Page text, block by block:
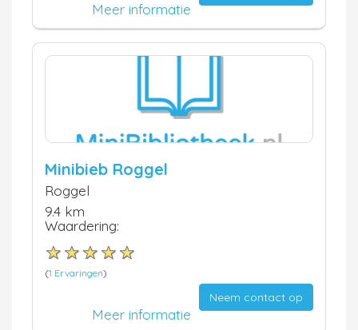
Meer informatie
Minibieb Roggel
Roggel
9.4 km
Waardering:
(1 Ervaringen)
Neem contact op
Meer informatie